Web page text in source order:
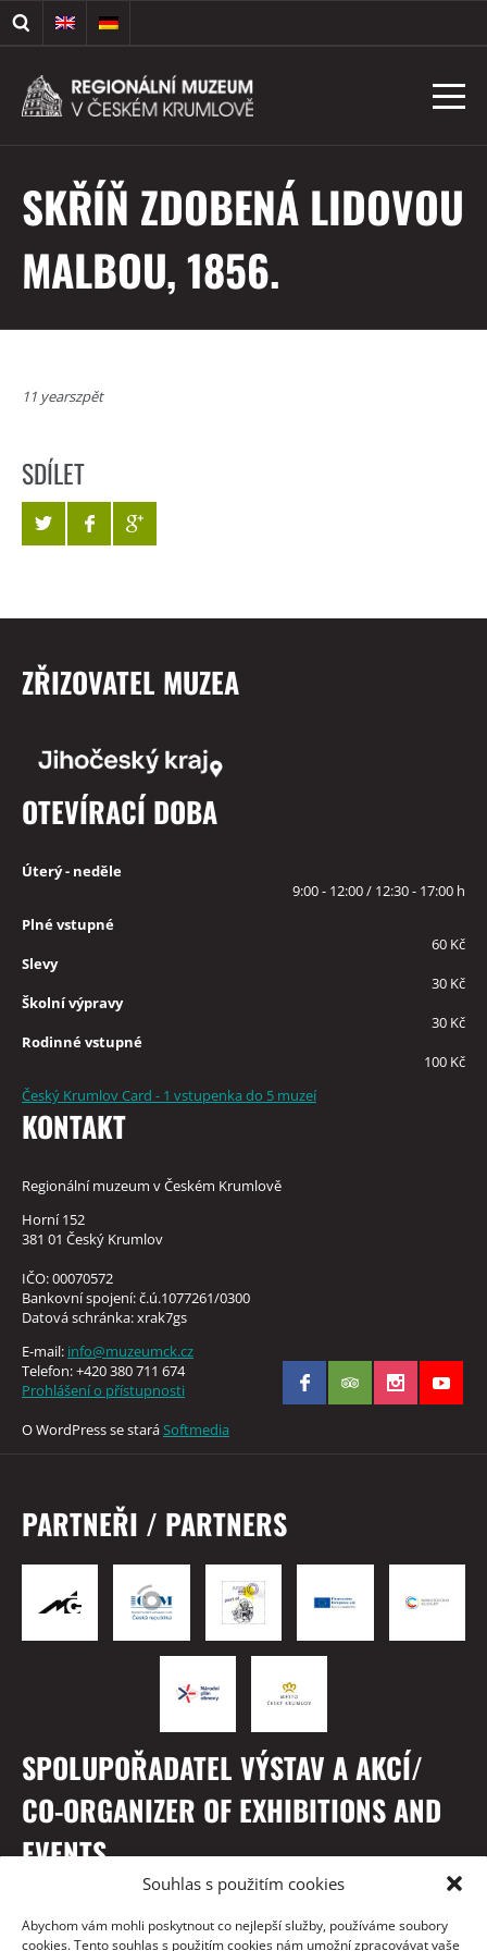
Souhlas s použitím cookies
Abychom vám mohli poskytnout co nejlepší služby, používáme soubory
cookies. Tento souhlas s použitím cookies nám umožní zpracovávat vaše
SKŘÍŇ ZDOBENÁ LIDOVOU
MALBOU, 1856.
11 yearszpět
SDÍLET
ZŘIZOVATEL MUZEA
OTEVÍRACÍ DOBA
Úterý - neděle
9:00 - 12:00 / 12:30 - 17:00 h
Plné vstupné
60 Kč
Slevy
30 Kč
Školní výpravy
30 Kč
Rodinné vstupné
100 Kč
Český Krumlov Card - 1 vstupenka do 5 muzeí
KONTAKT
Regionální muzeum v Českém Krumlově
Horní 152
381 01 Český Krumlov
IČO: 00070572
Bankovní spojení: č.ú.1077261/0300
Datová schránka: xrak7gs
E-mail: info@muzeumck.cz
Telefon: +420 380 711 674
Prohlášení o přístupnosti
O WordPress se staráSoftmedia
PARTNEŘI / PARTNERS
SPOLUPOŘADATEL VÝSTAV A AKCÍ/
CO-ORGANIZER OF EXHIBITIONS AND
EVENTS